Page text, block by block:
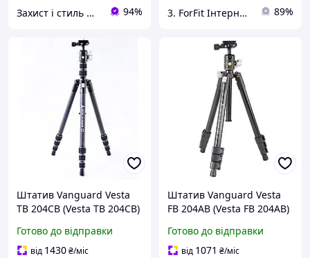
Захист і стиль — в одному магазині 94% 3. ForFit Інтернет-магазин спортивних товарів 89%
Штатив Vanguard Vesta
TB 204CB (Vesta TB 204CB)
кульова головка, висота
зйомки до 130 см
Готово до відправки
від 1430₴/міс
Штатив Vanguard Vesta
FB 204AB (Vesta FB 204AB)
кульова головка, висота
зйомки до 130 см
Готово до відправки
від 1071 ₴/міс